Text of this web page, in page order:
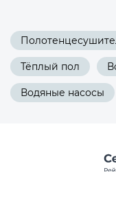
Тёплый пол
Водяные насосы